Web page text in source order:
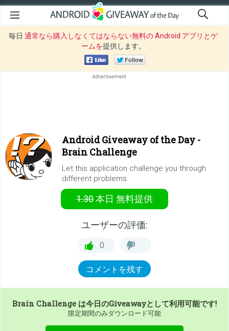
毎日 通常なら購入しなくてはならない無料の Android アプリとゲ
ームを提供します。
Android Giveaway of the Day -
Brain Challenge
Let this application challenge you through
different problems.
1.30本日 無料提供
ユーザーの評価:
0
コメントを残す
Brain Challenge は今日のGiveawayとして利用可能です!
限定期間のみダウンロード可能